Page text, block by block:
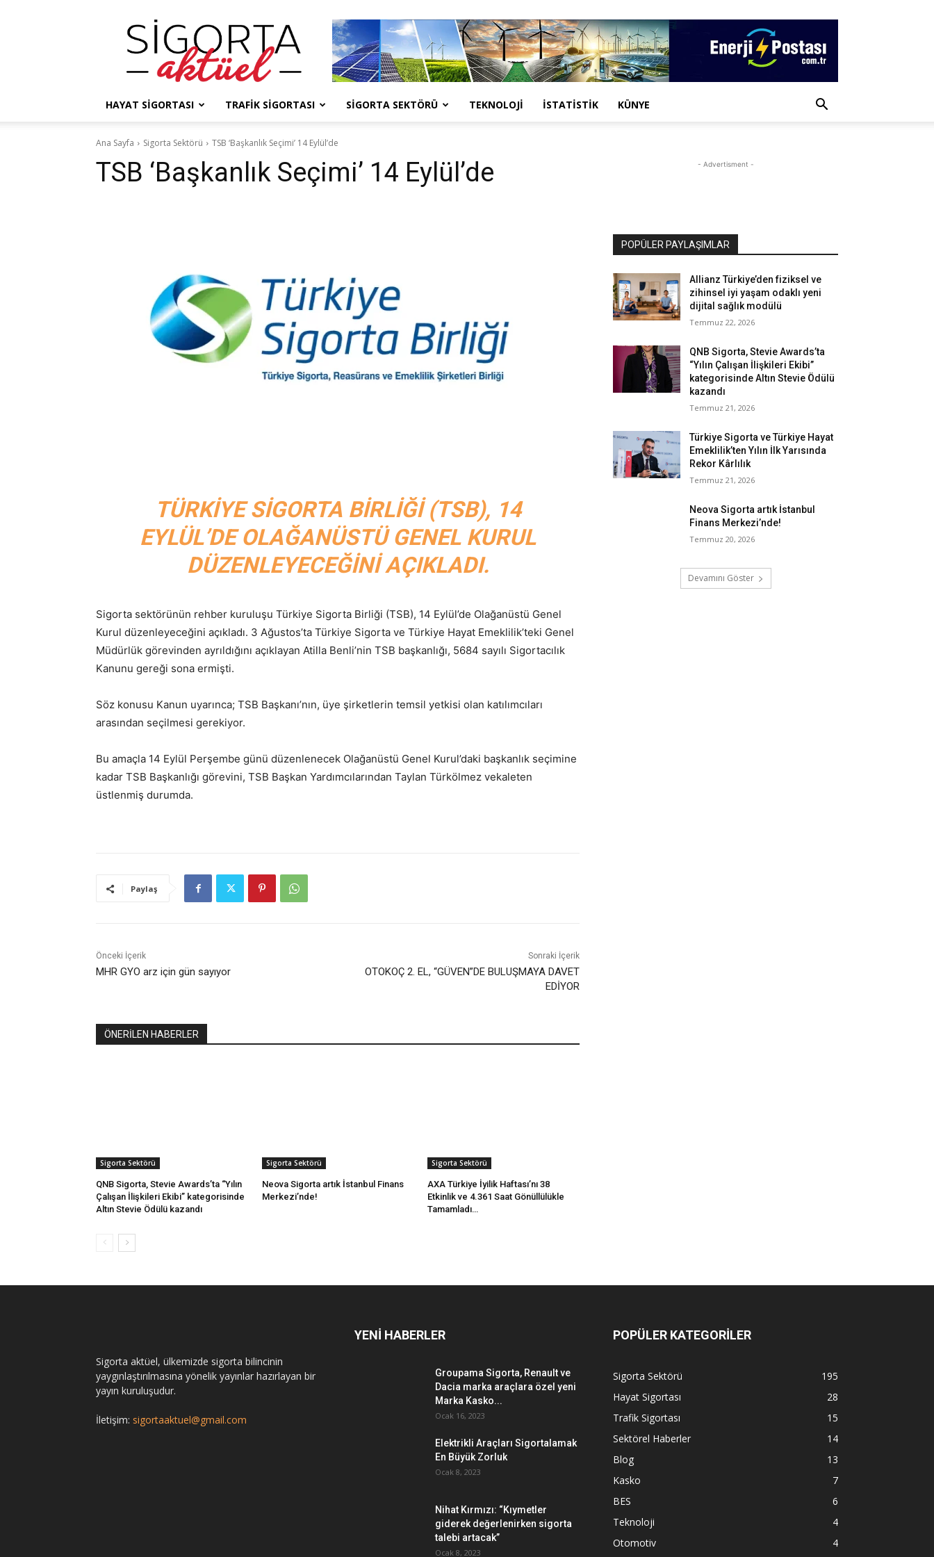
Sigorta
Haberleri
–
Sigorta
Gündemi
HAYAT SIGORTASI TRAFIK SIGORTASI SIGORTA SEKTÖRÜ TEKNOLOJI İSTATISTIK KÜNYE
Ana Sayfa Sigorta Sektörü TSB ‘Başkanlık Seçimi’ 14 Eylül’de
TSB ‘Başkanlık Seçimi’ 14 Eylül’de
TÜRKIYE SIGORTA BIRLIĞI (TSB), 14
EYLÜL’DE OLAĞANÜSTÜ GENEL KURUL
DÜZENLEYECEĞINI AÇIKLADI.
Sigorta sektörünün rehber kuruluşu Türkiye Sigorta Birliği (TSB), 14 Eylül’de Olağanüstü Genel
Kurul düzenleyeceğini açıkladı. 3 Ağustos’ta Türkiye Sigorta ve Türkiye Hayat Emeklilik’teki Genel
Müdürlük görevinden ayrıldığını açıklayan Atilla Benli’nin TSB başkanlığı, 5684 sayılı Sigortacılık
Kanunu gereği sona ermişti.
Söz konusu Kanun uyarınca; TSB Başkanı’nın, üye şirketlerin temsil yetkisi olan katılımcıları
arasından seçilmesi gerekiyor.
Bu amaçla 14 Eylül Perşembe günü düzenlenecek Olağanüstü Genel Kurul’daki başkanlık seçimine
kadar TSB Başkanlığı görevini, TSB Başkan Yardımcılarından Taylan Türkölmez vekaleten
üstlenmiş durumda.
Paylaş
Önceki İçerik
MHR GYO arz için gün sayıyor
Sonraki İçerik
OTOKOÇ 2. EL, “GÜVEN”DE BULUŞMAYA DAVET
EDİYOR
ÖNERİLEN HABERLER
Sigorta Sektörü
QNB Sigorta, Stevie Awards’ta “Yılın
Çalışan İlişkileri Ekibi” kategorisinde
Altın Stevie Ödülü kazandı
Sigorta Sektörü
Neova Sigorta artık İstanbul Finans
Merkezi’nde!
Sigorta Sektörü
AXA Türkiye İyilik Haftası’nı 38
Etkinlik ve 4.361 Saat Gönüllülükle
Tamamladı…
- Advertisment -
POPÜLER PAYLAŞIMLAR
Allianz Türkiye’den fiziksel ve
zihinsel iyi yaşam odaklı yeni
dijital sağlık modülü
Temmuz 22, 2026
QNB Sigorta, Stevie Awards’ta
“Yılın Çalışan İlişkileri Ekibi”
kategorisinde Altın Stevie Ödülü
kazandı
Temmuz 21, 2026
Türkiye Sigorta ve Türkiye Hayat
Emeklilik’ten Yılın İlk Yarısında
Rekor Kârlılık
Temmuz 21, 2026
Neova Sigorta artık İstanbul
Finans Merkezi’nde!
Temmuz 20, 2026
Devamını Göster
Sigorta aktüel, ülkemizde sigorta bilincinin
yaygınlaştırılmasına yönelik yayınlar hazırlayan bir
yayın kuruluşudur.
İletişim: sigortaaktuel@gmail.com
YENİ HABERLER
Groupama Sigorta, Renault ve
Dacia marka araçlara özel yeni
Marka Kasko...
Ocak 16, 2023
Elektrikli Araçları Sigortalamak
En Büyük Zorluk
Ocak 8, 2023
Nihat Kırmızı: “Kıymetler
giderek değerlenirken sigorta
talebi artacak”
Ocak 8, 2023
POPÜLER KATEGORİLER
Sigorta Sektörü
195
Hayat Sigortası
28
Trafik Sigortası
15
Sektörel Haberler
14
Blog
13
Kasko
7
BES
6
Teknoloji
4
Otomotiv
4